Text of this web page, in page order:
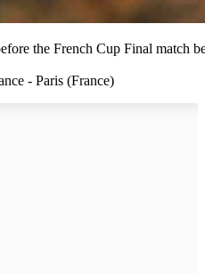
the French Cup Final match
- Paris (France)